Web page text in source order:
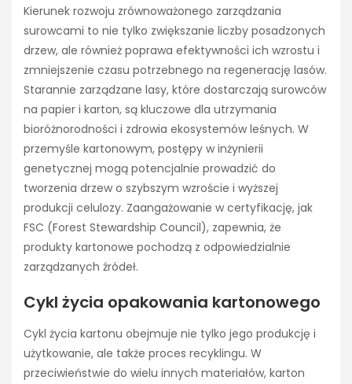
Kierunek rozwoju zrównoważonego zarządzania
surowcami to nie tylko zwiększanie liczby posadzonych
drzew, ale również poprawa efektywności ich wzrostu i
zmniejszenie czasu potrzebnego na regenerację lasów.
Starannie zarządzane lasy, które dostarczają surowców
na papier i karton, są kluczowe dla utrzymania
bioróżnorodności i zdrowia ekosystemów leśnych. W
przemyśle kartonowym, postępy w inżynierii
genetycznej mogą potencjalnie prowadzić do
tworzenia drzew o szybszym wzroście i wyższej
produkcji celulozy. Zaangażowanie w certyfikację, jak
FSC (Forest Stewardship Council), zapewnia, że
produkty kartonowe pochodzą z odpowiedzialnie
zarządzanych źródeł.
Cykl życia opakowania kartonowego
Cykl życia kartonu obejmuje nie tylko jego produkcję i
użytkowanie, ale także proces recyklingu. W
przeciwieństwie do wielu innych materiałów, karton